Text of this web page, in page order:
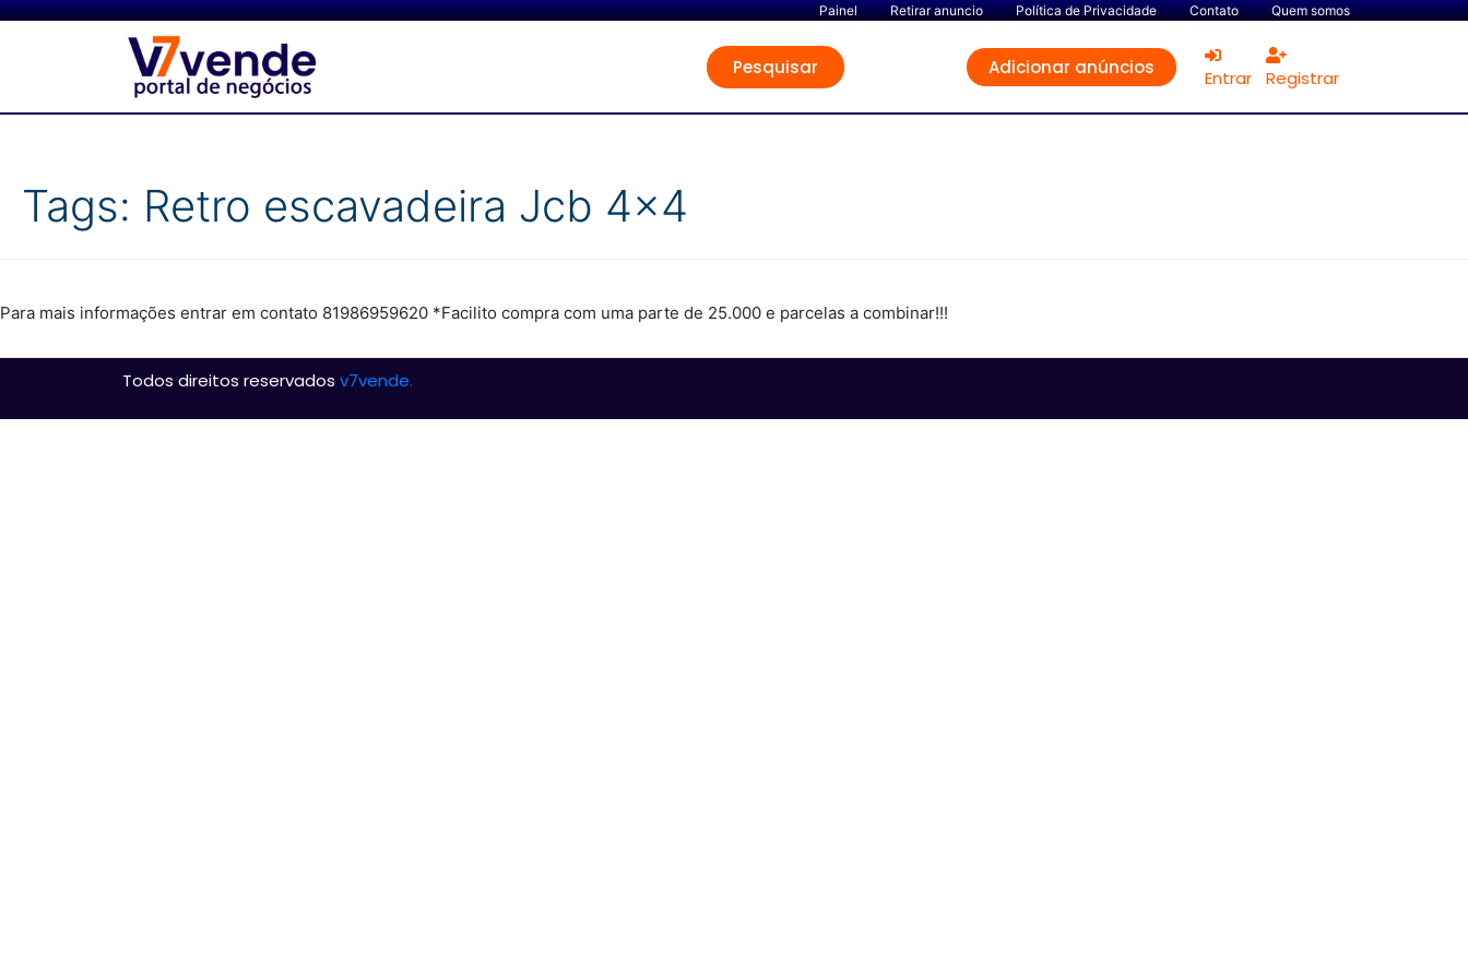
Painel Retirar anuncio Política de Privacidade Contato Quem somos
Pesquisar Adicionar anúncios Entrar Registrar
Tags: Retro escavadeira Jcb 4x4
Para mais informações entrar em contato 81986959620 *Facilito compra com uma parte de 25.000 e parcelas a combinar!!!
Todos direitos reservados v7vende.